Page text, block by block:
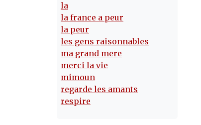
la
la france a peur
la peur
les gens raisonnables
ma grand mere
merci la vie
mimoun
regarde les amants
respire